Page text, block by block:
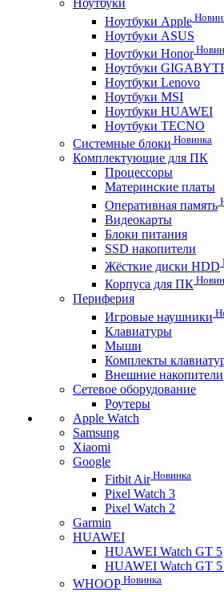
Ноутбуки
Ноутбуки Apple
Ноутбуки ASUS
Ноутбуки Honor
Ноутбуки
Ноутбуки Lenovo
Ноутбуки MSI
Ноутбуки HUAWEI
Ноутбуки TECNO
Системные блоки Новинка
Комплектующие для ПК
Процессоры
Материнские платы
Оперативная память
Видеокарты
Блоки питания
SSD накопители
Жёсткие диски HDD
Корпуса для ПК
Периферия
Игровые наушники
Клавиатуры
Мыши
Комплекты
Внешние накопители
Сетевое оборудование
Роутеры
Apple Watch
Samsung
Xiaomi
Google
Fitbit AirНовинка
Pixel Watch 3
Pixel Watch 2
Garmin
HUAWEI
HUAWEI Watch GT 5
HUAWEI Watch GT 5
WHOOP Новинка